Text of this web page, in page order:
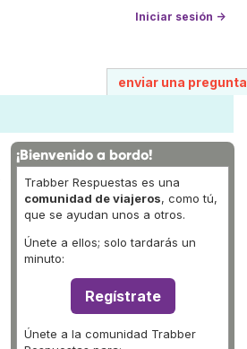
Iniciar sesión →
enviar una pregunta
¡Bienvenido a bordo!
Trabber Respuestas es una
comunidad de viajeros, como tú,
que se ayudan unos a otros.
Únete a ellos; solo tardarás un
minuto:
Regístrate
Únete a la comunidad Trabber